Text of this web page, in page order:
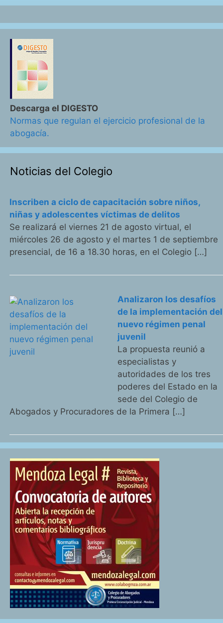
Descarga el DIGESTO
Normas que regulan el ejercicio profesional de la
abogacía.
Noticias del Colegio
Inscriben a ciclo de capacitación sobre niños,
niñas y adolescentes víctimas de delitos
Se realizará el viernes 21 de agosto virtual, el
miércoles 26 de agosto y el martes 1 de septiembre
presencial, de 16 a 18.30 horas, en el Colegio […]
Analizaron los desafíos
de la implementación del
nuevo régimen penal
juvenil
La propuesta reunió a
especialistas y
autoridades de los tres
poderes del Estado en la
sede del Colegio de
Abogados y Procuradores de la Primera […]